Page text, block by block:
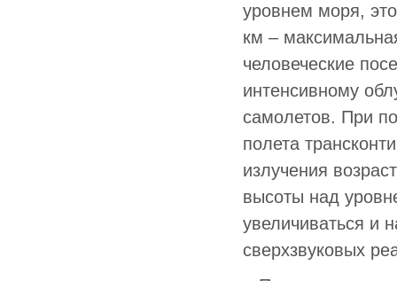
уровнем моря,
км –
человеческие
интенсивному
самолетов. При
полета
излучения
высоты над
увеличиваться и
сверхзвуковых